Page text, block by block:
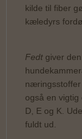
kilde til fiber
kæledyrs
Fedt giver
også en vigtig
D, E og K.
fuldt ud. ​